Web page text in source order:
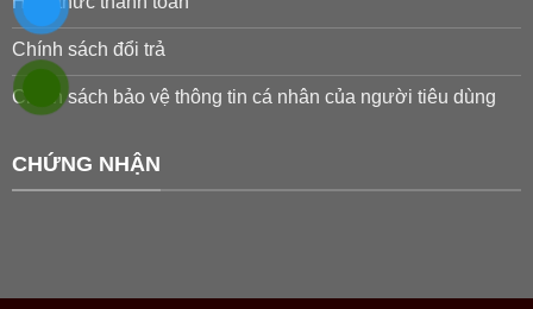
Chính sách đổi trả
Chính sách bảo vệ thông tin cá nhân của người tiêu dùng
CHỨNG NHẬN